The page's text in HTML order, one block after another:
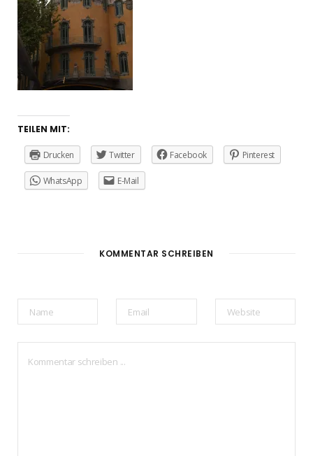
TEILEN MIT:
Drucken Twitter Facebook Pinterest
WhatsApp E-Mail
KOMMENTAR SCHREIBEN